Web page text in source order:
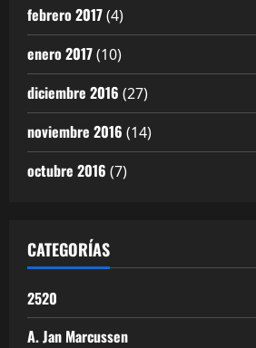
febrero 2017(4)
enero 2017(10)
diciembre 2016 (27)
noviembre 2016 (14)
octubre 2016 (7)
CATEGORÍAS
2520
A. Jan Marcussen